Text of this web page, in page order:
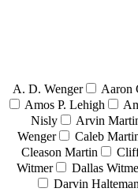
A. D. Wenger Aaron
Amos P. Lehigh
Nisly
Arvin
Wenger
Caleb
Cleason Martin
Witmer
Dallas
Darvin Halteman